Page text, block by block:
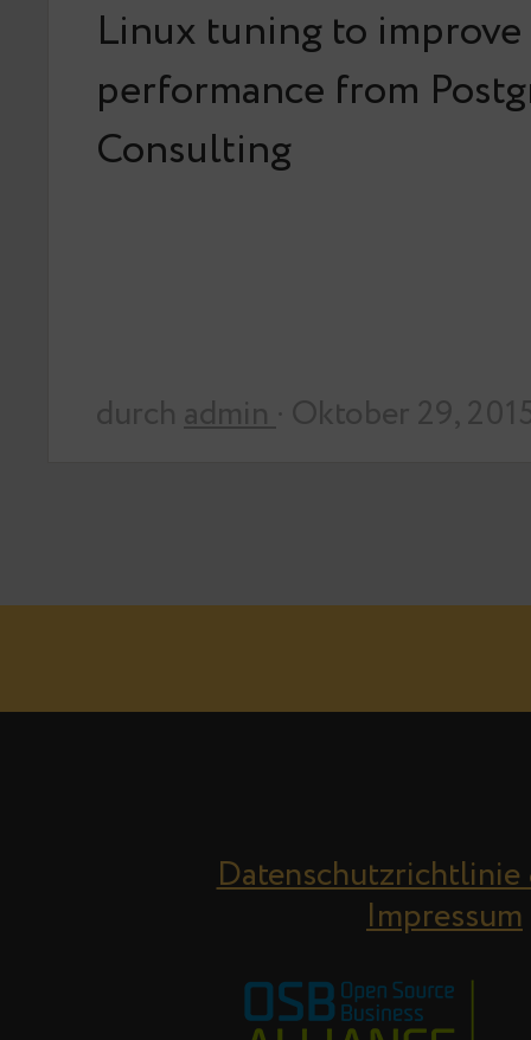
Linux tuning to
performance from
Consulting
Datenschutzrichtlinie
Impressum